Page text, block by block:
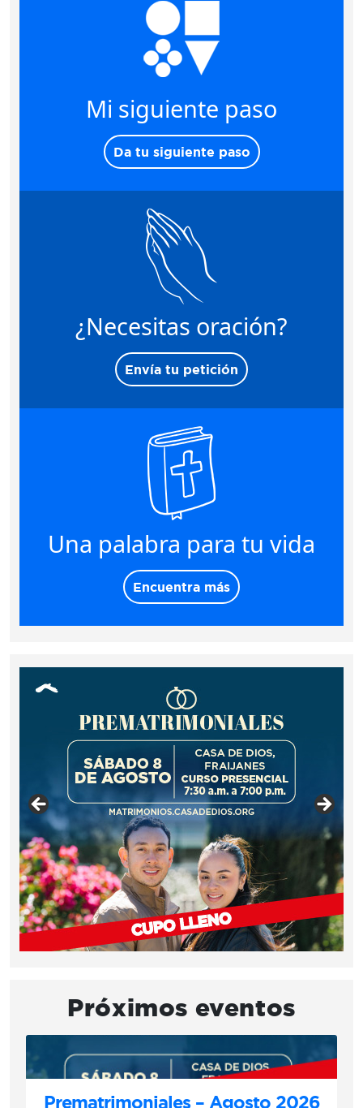
Mi siguiente paso
Da tu siguiente paso
¿Necesitas oración?
Envía tu petición
Una palabra para tu vida
Encuentra más
Próximos eventos
Prematrimoniales – Agosto 2026